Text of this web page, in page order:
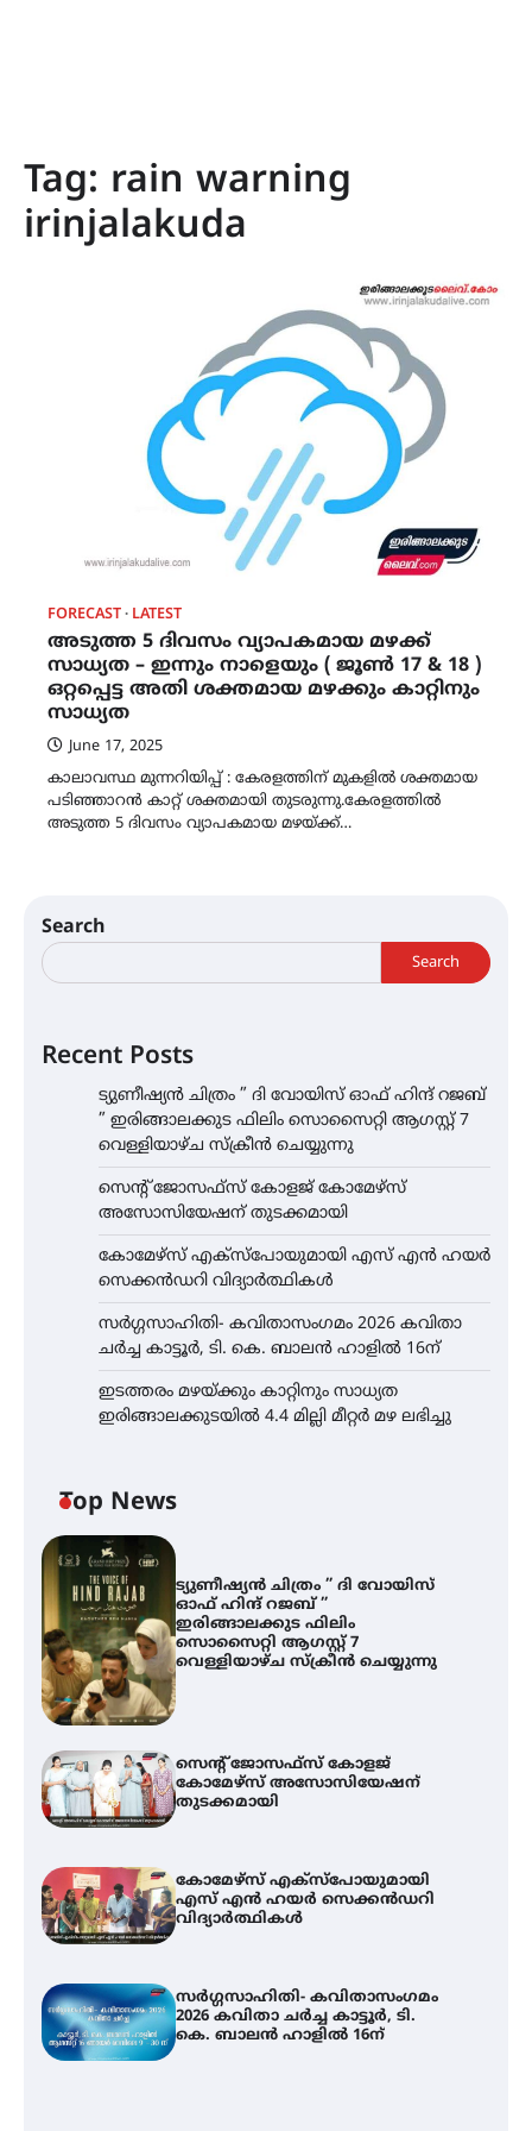
Tag: rain warning
irinjalakuda
FORECAST LATEST
അടുത്ത 5 ദിവസം വ്യാപകമായ മഴക്ക്
സാധ്യത – ഇന്നും നാളെയും ( ജൂൺ 17 & 18 )
ഒറ്റപ്പെട്ട അതി ശക്തമായ മഴക്കും കാറ്റിനും
സാധ്യത
June 17, 2025
കാലാവസ്ഥ മുന്നറിയിപ്പ് : കേരളത്തിന് മുകളിൽ ശക്തമായ
പടിഞ്ഞാറൻ കാറ്റ് ശക്തമായി തുടരുന്നു.കേരളത്തിൽ
അടുത്ത 5 ദിവസം വ്യാപകമായ മഴയ്ക്ക്…
Search
Search
Recent Posts
ട്യുണീഷ്യൻ ചിത്രം ” ദി വോയിസ് ഓഫ് ഹിന്ദ് റജബ്
” ഇരിങ്ങാലക്കുട ഫിലിം സൊസൈറ്റി ആഗസ്റ്റ് 7
വെള്ളിയാഴ്ച സ്‌ക്രീൻ ചെയ്യുന്നു
സെന്റ് ജോസഫ്സ് കോളജ് കോമേഴ്‌സ്
അസോസിയേഷന് തുടക്കമായി
കോമേഴ്സ് എക്സ്പോയുമായി എസ് എൻ ഹയർ
സെക്കൻഡറി വിദ്യാർത്ഥികൾ
സർഗ്ഗസാഹിതി- കവിതാസംഗമം 2026 കവിതാ
ചർച്ച കാട്ടൂർ, ടി. കെ. ബാലൻ ഹാളിൽ 16ന്
ഇടത്തരം മഴയ്ക്കും കാറ്റിനും സാധ്യത
ഇരിങ്ങാലക്കുടയിൽ 4.4 മില്ലി മീറ്റർ മഴ ലഭിച്ചു
Top News
ട്യുണീഷ്യൻ ചിത്രം ” ദി വോയിസ്
ഓഫ് ഹിന്ദ് റജബ് ”
ഇരിങ്ങാലക്കുട ഫിലിം
സൊസൈറ്റി ആഗസ്റ്റ് 7
വെള്ളിയാഴ്ച സ്‌ക്രീൻ ചെയ്യുന്നു
സെന്റ് ജോസഫ്സ് കോളജ്
കോമേഴ്‌സ് അസോസിയേഷന്
തുടക്കമായി
കോമേഴ്സ് എക്സ്പോയുമായി
എസ് എൻ ഹയർ സെക്കൻഡറി
വിദ്യാർത്ഥികൾ
സർഗ്ഗസാഹിതി- കവിതാസംഗമം
2026 കവിതാ ചർച്ച കാട്ടൂർ, ടി.
കെ. ബാലൻ ഹാളിൽ 16ന്